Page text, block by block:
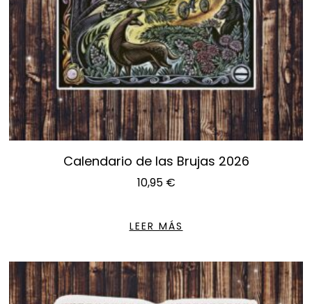
Calendario de las Brujas 2026
10,95 €
LEER MÁS